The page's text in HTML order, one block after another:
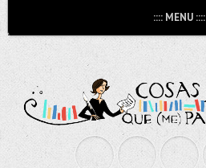
:::: MENU ::::